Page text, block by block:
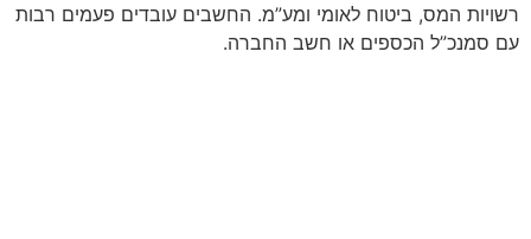
רשויות המס, ביטוח לאומי ומע”מ. החשבים עובדים פעמים רבות
עם סמנכ”ל הכספים או חשב החברה.